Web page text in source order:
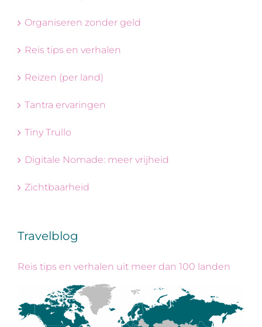
Organiseren zonder geld
Reis tips en verhalen
Reizen (per land)
Tantra ervaringen
Tiny Trullo
Digitale Nomade: meer vrijheid
Zichtbaarheid
Travelblog
Reis tips en verhalen uit meer dan 100 landen